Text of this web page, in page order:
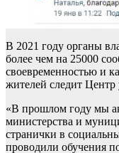
В 2021 году органы
более чем на 25000
своевременностью и
жителей следит
«В прошлом году мы
министерства и
странички в
проводили обучения